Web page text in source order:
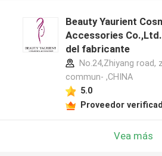
Beauty Yaurient
Accessories
del fabricante
No.24,Zhiyang road,
commun- ,CHINA
5.0
Proveedor
Vea más